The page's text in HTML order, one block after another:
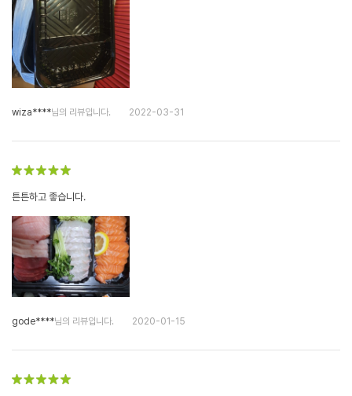
wiza****님의 리뷰입니다. 2022-03-31
튼튼하고 좋습니다.
gode****님의 리뷰입니다. 2020-01-15